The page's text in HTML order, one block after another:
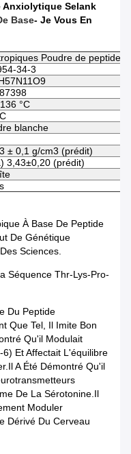
Anxiolytique Selank
Base- Je Vous En
Poudre de peptide
34-3
°C
blanche
± 0,1 g/cm3 (prédit)
3,43±0,20 (prédit)
À Base De Peptide
De Génétique
Sciences.
Séquence Thr-Lys-Pro-
Du Peptide
Que Tel, Il Imite Bon
Qu'il Modulait
Et Affectait L'équilibre
A Été Démontré Qu'il
De La Sérotonine.Il
Moduler
Dérivé Du Cerveau